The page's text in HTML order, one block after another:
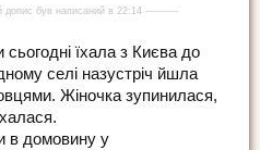
допис був написаний в 22:14 ----------
їхала з Києва до
селі назустріч йшла
Жіночка зупинилася,
в домовину у